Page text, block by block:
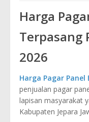
Harga
Terpasang
2026
Harga Pagar Panel
penjualan pagar
lapisan masyarakat
Kabupaten Jepara